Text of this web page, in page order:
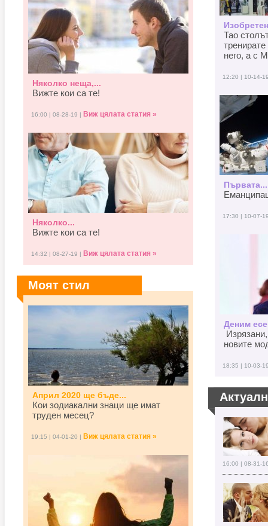
Няколко неща,...
Вижте кои са те!
16:00 | 08-28-19 | Виж цялата статия »
Няколко...
Вижте кои са те!
14:32 | 08-27-19 | Виж цялата статия »
Моят стил
Април 2020 ще бъде...
Кои зодиакални знаци ще имат
труден месец?
19:15 | 04-01-20 | Виж цялата статия »
Тао
него, а с
12:20 | 10-14-
Първата...
17:30 | 10-07-
Деним
новите
18:35 | 10-03-
16:00 | 08-31-